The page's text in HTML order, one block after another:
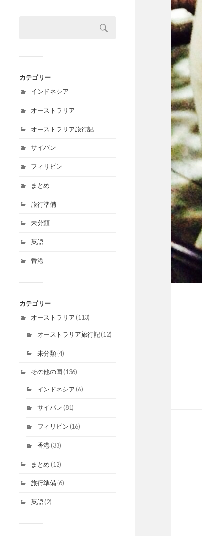
カテゴリー
インドネシア
オーストラリア
オーストラリア旅行記
サイパン
フィリピン
まとめ
旅行準備
未分類
英語
香港
カテゴリー
オーストラリア (113)
オーストラリア旅行記(12)
未分類(4)
その他の国 (136)
インドネシア (6)
サイパン (81)
フィリピン (16)
香港(33)
まとめ (12)
旅行準備(6)
英語(2)